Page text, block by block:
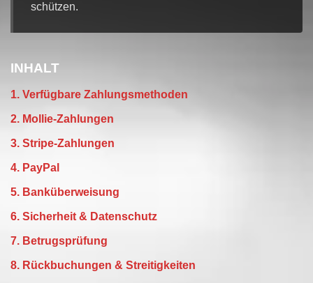
schützen.
INHALT
1. Verfügbare Zahlungsmethoden
2. Mollie-Zahlungen
3. Stripe-Zahlungen
4. PayPal
5. Banküberweisung
6. Sicherheit & Datenschutz
7. Betrugsprüfung
8. Rückbuchungen & Streitigkeiten